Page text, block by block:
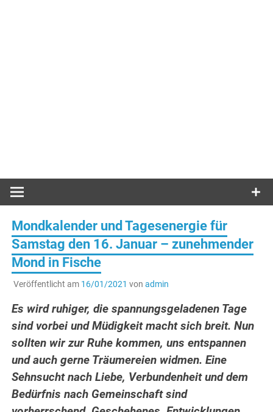
Mondkalender und Tagesenergie für
Samstag den 16. Januar – zunehmender
Mond in Fische
Veröffentlicht am 16/01/2021 von admin
Es wird ruhiger, die spannungsgeladenen Tage
sind vorbei und Müdigkeit macht sich breit. Nun
sollten wir zur Ruhe kommen, uns entspannen
und auch gerne Träumereien widmen. Eine
Sehnsucht nach Liebe, Verbundenheit und dem
Bedürfnis nach Gemeinschaft sind